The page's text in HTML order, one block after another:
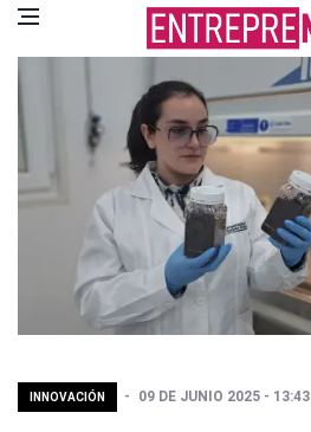
INNOVACIÓN 09 DE JUNIO 2025 - 13:43